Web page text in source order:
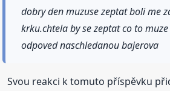
dobry den muzuse zeptat boli me
krku.chtela by se zeptat co to
odpoved naschledanou bajerova
Svou reakci k tomuto příspěvku